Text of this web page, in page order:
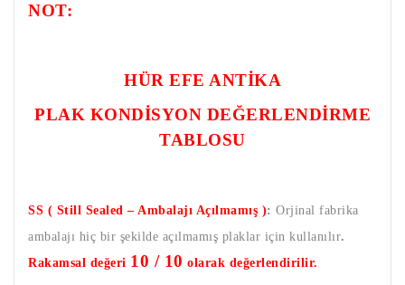
NOT:
HÜR EFE ANTİKA
PLAK KONDİSYON DEĞERLENDİRME
TABLOSU
SS ( Still Sealed – Ambalajı Açılmamış ): Orjinal fabrika
ambalajı hiç bir şekilde açılmamış plaklar için kullanılır.
Rakamsal değeri 10 / 10 olarak değerlendirilir.